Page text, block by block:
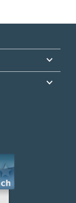
keyboard_arrow_down
keyboard_arrow_down